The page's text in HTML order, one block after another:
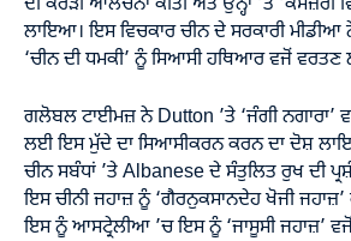
ਲਾਇਆ। ਇਸ ਵਿਚਕਾਰ ਚੀਨ ਦੇ ਸਰਕਾਰੀ ਮੀਡੀਆ
‘ਚੀਨ ਦੀ ਧਮਕੀ’ ਨੂੰ ਸਿਆਸੀ ਹਥਿਆਰ ਵਜੋਂ
ਗਲੋਬਲ ਟਾਈਮਜ਼ ਨੇ Dutton ’ਤੇ ‘ਜੰਗੀ ਨਗਾਰਾ’
ਲਈ ਇਸ ਮੁੱਦੇ ਦਾ ਸਿਆਸੀਕਰਨ ਕਰਨ ਦਾ ਦੋਸ਼
ਚੀਨ ਸਬੰਧਾਂ ’ਤੇ Albanese ਦੇ ਸੰਤੁਲਿਤ ਰੁਖ ਦੀ
ਇਸ ਚੀਨੀ ਜਹਾਜ਼ ਨੂੰ ‘ਗੈਰਨੁਕਸਾਨਦੇਹ ਖੋਜੀ ਜਹਾਜ਼’
ਇਸ ਨੂੰ ਆਸਟ੍ਰੇਲੀਆ ’ਚ ਇਸ ਨੂੰ ‘ਜਾਸੂਸੀ ਜਹਾਜ਼’